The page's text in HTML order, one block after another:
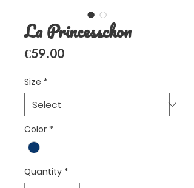
La Princesschon
€59.00Price
Size *
Color *
Quantity *